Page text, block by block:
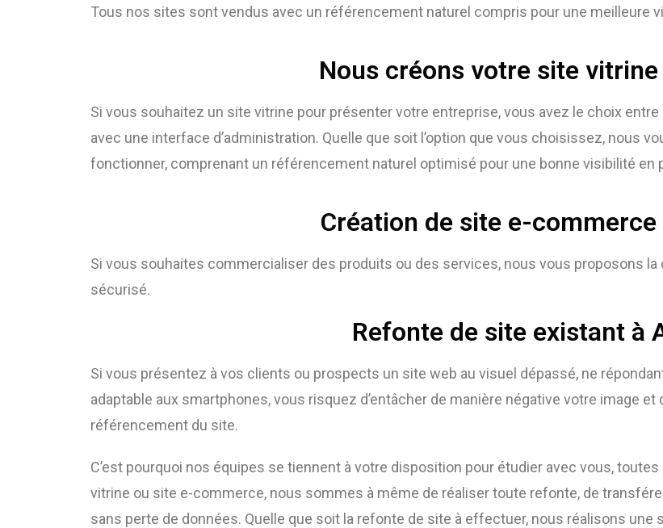
Tous nos sites sont vendus avec un référencement naturel compris pour une meilleure
Nous créons votre site
Si vous souhaitez un site vitrine pour présenter votre entreprise, vous avez le choix
avec une interface d’administration. Quelle que soit l’option que vous choisissez, nous
fonctionner, comprenant un référencement naturel optimisé pour une bonne visibilité en
Création de site e-commerce
Si vous souhaites commercialiser des produits ou des services, nous vous proposons
sécurisé.
Refonte de site existant à
Si vous présentez à vos clients ou prospects un site web au visuel dépassé, ne
adaptable aux smartphones, vous risquez d’entâcher de manière négative votre image et
référencement du site.
C’est pourquoi nos équipes se tiennent à votre disposition pour étudier avec vous,
vitrine ou site e-commerce, nous sommes à même de réaliser toute refonte, de
sans perte de données. Quelle que soit la refonte de site à effectuer, nous réalisons une